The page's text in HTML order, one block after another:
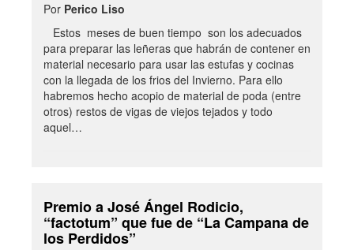
Por Perico Liso
Estos meses de buen tiempo son los adecuados
para preparar las leñeras que habrán de contener en
material necesario para usar las estufas y cocinas
con la llegada de los frios del Invierno. Para ello
habremos hecho acopio de material de poda (entre
otros) restos de vigas de viejos tejados y todo
aquel…
Premio a José Ángel Rodicio,
“factotum” que fue de “La Campana de
los Perdidos”